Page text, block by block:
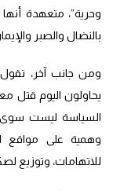
وحرية”، متعهدة أنها
بالنضال والصبر
ومن جانب آخر، تقول
يحاولون اليوم قتل
السياسة ليست
وهمية على مواقع
للاتهامات، وتوزيع